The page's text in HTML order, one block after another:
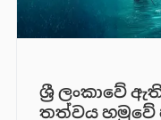
ශ්‍රී ලංකාවේ
තත්වය හමුවේ